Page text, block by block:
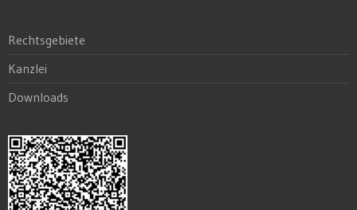
Rechtsgebiete
Kanzlei
Downloads